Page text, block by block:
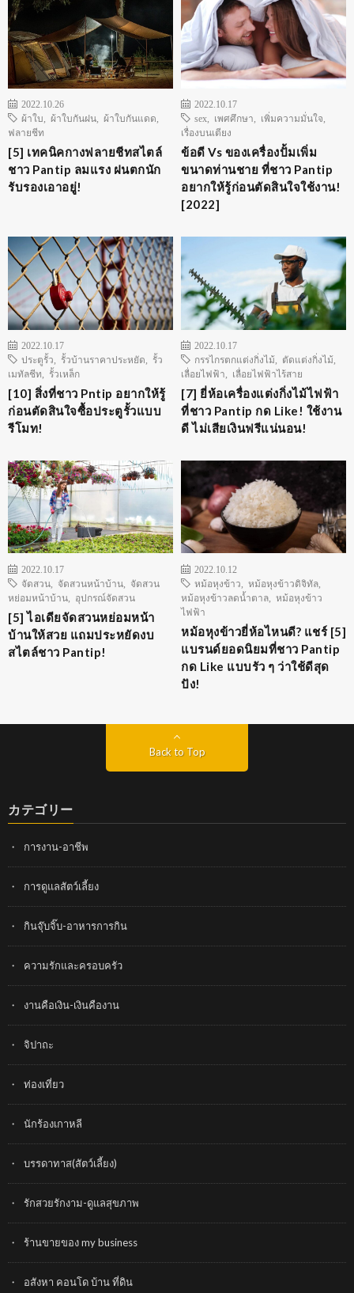
2022.10.26
ผ้าใบ
ผ้าใบกันฝน ผ้าใบกันแดด
ฟลายชีท
[5] เทคนิคกางฟลายชีทสไตล์
ชาว Pantip ลมแรง ฝนตกนัก
รับรองเอาอยู่!
2022.10.17
sex
เพศศึกษา เพิ่มความมั่นใจ
เรื่องบนเตียง
ข้อดี Vs ของเครื่องปั้มเพิ่ม
ขนาดท่านชาย ที่ชาว Pantip
อยากให้รู้ก่อนตัดสินใจใช้งาน!
[2022]
2022.10.17
ประตูรั้ว
รั้วบ้านราคาประหยัด
รั้ว
เมทัลชีท
รั้วเหล็ก
[10] สิ่งที่ชาว Pntip อยากให้รู้
ก่อนตัดสินใจซื้อประตูรั้วแบบ
รีโมท!
2022.10.17
กรรไกรตกแต่งกิ่งไม้
ตัดแต่งกิ่งไม้
เลื่อยไฟฟ้า
เลื่อยไฟฟ้าไร้สาย
[7] ยี่ห้อเครื่องแต่งกิ่งไม้ไฟฟ้า
ที่ชาว Pantip กด Like! ใช้งาน
ดี ไม่เสียเงินฟรีแน่นอน!
2022.10.17
จัดสวน
จัดสวนหน้าบ้าน
จัดสวน
หย่อมหน้าบ้าน
อุปกรณ์จัดสวน
[5] ไอเดียจัดสวนหย่อมหน้า
บ้านให้สวย แถมประหยัดงบ
สไตล์ชาว Pantip!
2022.10.12
หม้อหุงข้าว
หม้อหุงข้าวดิจิทัล
หม้อหุงข้าวลดน้ำตาล
หม้อหุงข้าว
ไฟฟ้า
หม้อหุงข้าวยี่ห้อไหนดี? แชร์ [5]
แบรนด์ยอดนิยมที่ชาว Pantip
กด Like แบบรัว ๆ ว่าใช้ดีสุด
ปัง!
Back to Top
カテゴリー
การงาน-อาชีพ
การดูแลสัตว์เลี้ยง
กินจุ๊บจิ๊บ-อาหารการกิน
ความรักและครอบครัว
งานคือเงิน-เงินคืองาน
จิปาถะ
ท่องเที่ยว
นักร้องเกาหลี
บรรดาทาส(สัตว์เลี้ยง)
รักสวยรักงาม-ดูแลสุขภาพ
ร้านขายของ my business
อสังหา คอนโด บ้าน ที่ดิน